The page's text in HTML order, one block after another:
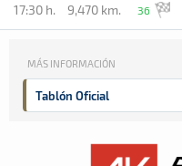
17:30 h. 9,470 km. 36
MÁS INFORMACIÓN
Tablón Oficial